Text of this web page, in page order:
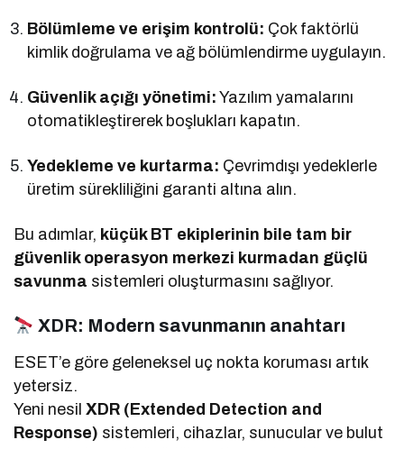
Bölümleme ve erişim kontrolü: Çok faktörlü
kimlik doğrulama ve ağ bölümlendirme uygulayın.
Güvenlik açığı yönetimi: Yazılım yamalarını
otomatikleştirerek boşlukları kapatın.
Yedekleme ve kurtarma: Çevrimdışı yedeklerle
üretim sürekliliğini garanti altına alın.
Bu adımlar, küçük BT ekiplerinin bile tam bir
güvenlik operasyon merkezi kurmadan güçlü
savunma sistemleri oluşturmasını sağlıyor.
XDR: Modern savunmanın anahtarı
ESET’e göre geleneksel uç nokta koruması artık
yetersiz.
Yeni nesilXDR (Extended Detection and
Response) sistemleri, cihazlar, sunucular ve bulut